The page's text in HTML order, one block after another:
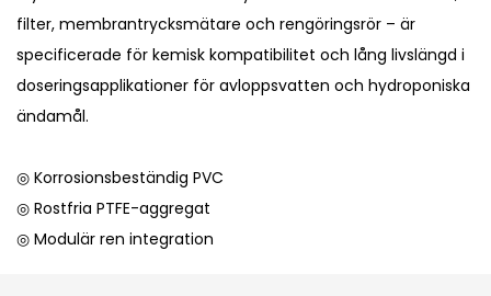
filter, membrantrycksmätare och rengöringsrör – är
specificerade för kemisk kompatibilitet och lång livslängd i
doseringsapplikationer för avloppsvatten och hydroponiska
ändamål.
◎ Korrosionsbeständig PVC
◎ Rostfria PTFE-aggregat
◎ Modulär ren integration